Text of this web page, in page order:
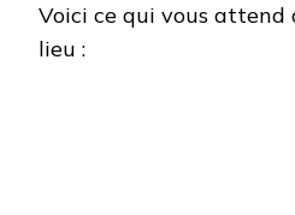
Voici ce qui vous attend
lieu :